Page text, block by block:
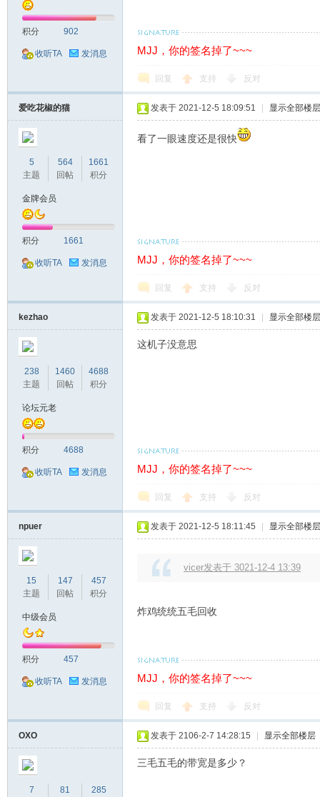
备
积分 902
收听TA 发消息 MJJ，你的签名掉了~~~
回复 支持 反对
爱吃花椒的猫
5
主题
564
回帖
1661
积分
金牌会员
积分 1661
收听TA 发消息
发表于 2021-12-5 18:09:51 显示全部楼层
看了一眼速度还是很快
MJJ，你的签名掉了~~~
回复 支持 反对
kezhao
238
主题
1460
回帖
4688
积分
论坛元老
积分 4688
收听TA 发消息
发表于 2021-12-5 18:10:31 显示全部楼层
这机子没意思
MJJ，你的签名掉了~~~
回复 支持 反对
npuer
15
主题
147
回帖
457
积分
中级会员
积分 457
收听TA 发消息
发表于 2021-12-5 18:11:45 显示全部楼层
vicer发表于 3021-12-4 13:39
炸鸡统统五毛回收
MJJ，你的签名掉了~~~
回复 支持 反对
OXO
7 81 285
发表于 2106-2-7 14:28:15 显示全部楼层
三毛五毛的带宽是多少？